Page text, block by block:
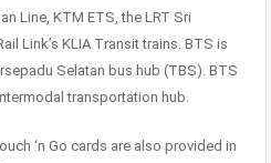
Line, KTM ETS, the LRT Sri
Link’s KLIA Transit trains. BTS is
Selatan bus hub (TBS). BTS
transportation hub.
‘n Go cards are also provided in